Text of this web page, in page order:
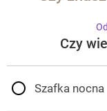
Czy
Szafka nocna